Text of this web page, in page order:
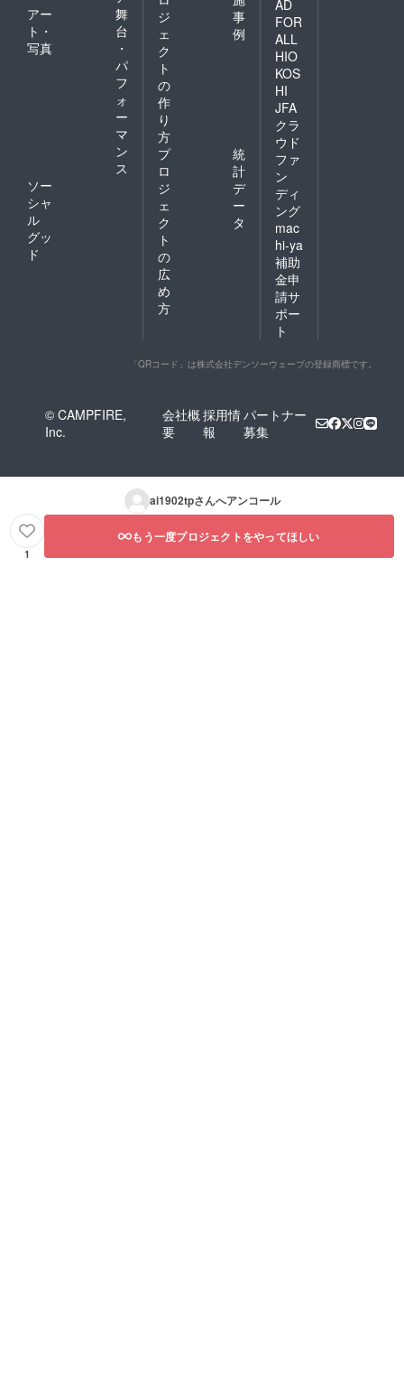
アー
ト・
写真
舞
台
・
パ
フ
ォ
ー
マ
ン
ス
ソー
シャ
ル
グッ
ド
ジ
ェ
ク
ト
の
作
り
方
事
例
プ
ロ
ジ
ェ
ク
ト
の
広
め
方
統
計
デ
ー
タ
AD
FOR
ALL
HIO
KOS
HI
JFA
クラ
ウド
ファ
ン
ディ
ング
mac
hi-ya
補助
金申
請サ
ポー
ト
「QRコード」は株式会社デンソーウェーブの登録商標です。
© CAMPFIRE,
Inc.
会社概
要
採用情
報
パートナー
募集
ai1902tpさんへアンコール
1
もう一度プロジェクトをやってほしい